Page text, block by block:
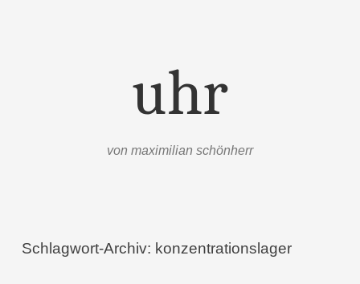
uhr
von maximilian schönherr
Schlagwort-Archiv: konzentrationslager